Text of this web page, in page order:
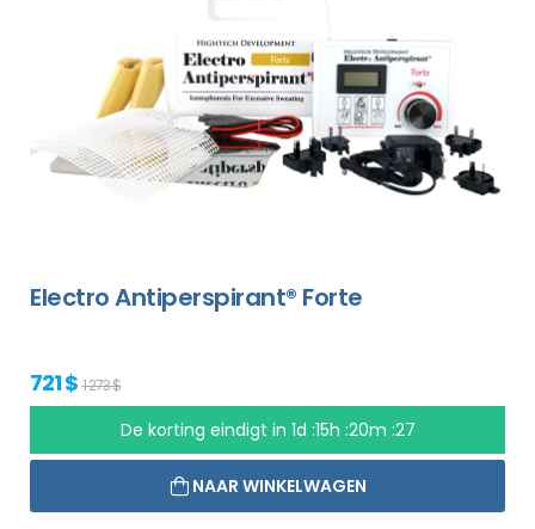
Electro Antiperspirant® Forte
721 $1 273 $
De korting eindigt in 1d :15h :20m :26
NAAR WINKELWAGEN